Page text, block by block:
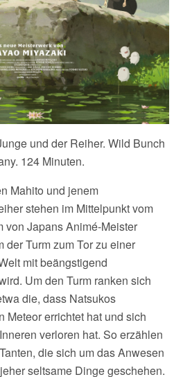
und der Reiher. Wild Bunch
124 Minuten.
Mahito und jenem
stehen im Mittelpunkt vom
von Japans Animé-Meister
der Turm zum Tor zu einer
mit beängstigend
Um den Turm ranken sich
die, dass Natsukos
Meteor errichtet hat und sich
verloren hat. So erzählen
die sich um das Anwesen
seltsame Dinge geschehen.